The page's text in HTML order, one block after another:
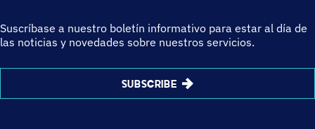
Suscríbase a nuestro boletín informativo para estar al día de
las noticias y novedades sobre nuestros servicios.
SUBSCRIBE